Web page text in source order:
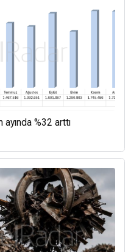
%32 arttı